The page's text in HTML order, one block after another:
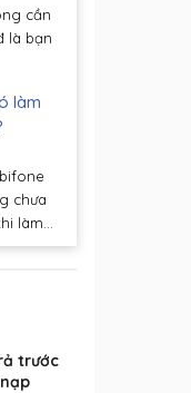
cần
là bạn
làm
chưa
làm...
trước